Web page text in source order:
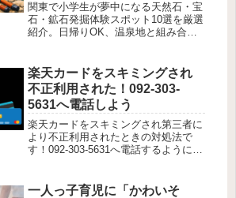
関東で小学生が夢中になる天然石・宝
石・鉱石発掘体験スポット10選を厳選
紹介。日帰りOK、温泉地と組み合わ
ての宝石探しでも安心。
楽天カードをスキミングされ
不正利用された！092-303-
5631へ電話しよう
楽天カードをスキミングされ第三者に
より不正利用されたときの対処法で
す！092-303-5631へ電話するようにメ
取られました。092-303-5631は楽天カ
一人っ子育児に「かわいそ